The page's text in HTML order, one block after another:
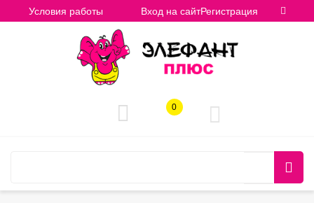
Условия работы Вход на сайтРегистрация
0